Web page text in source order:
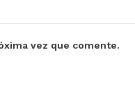
vez que comente.